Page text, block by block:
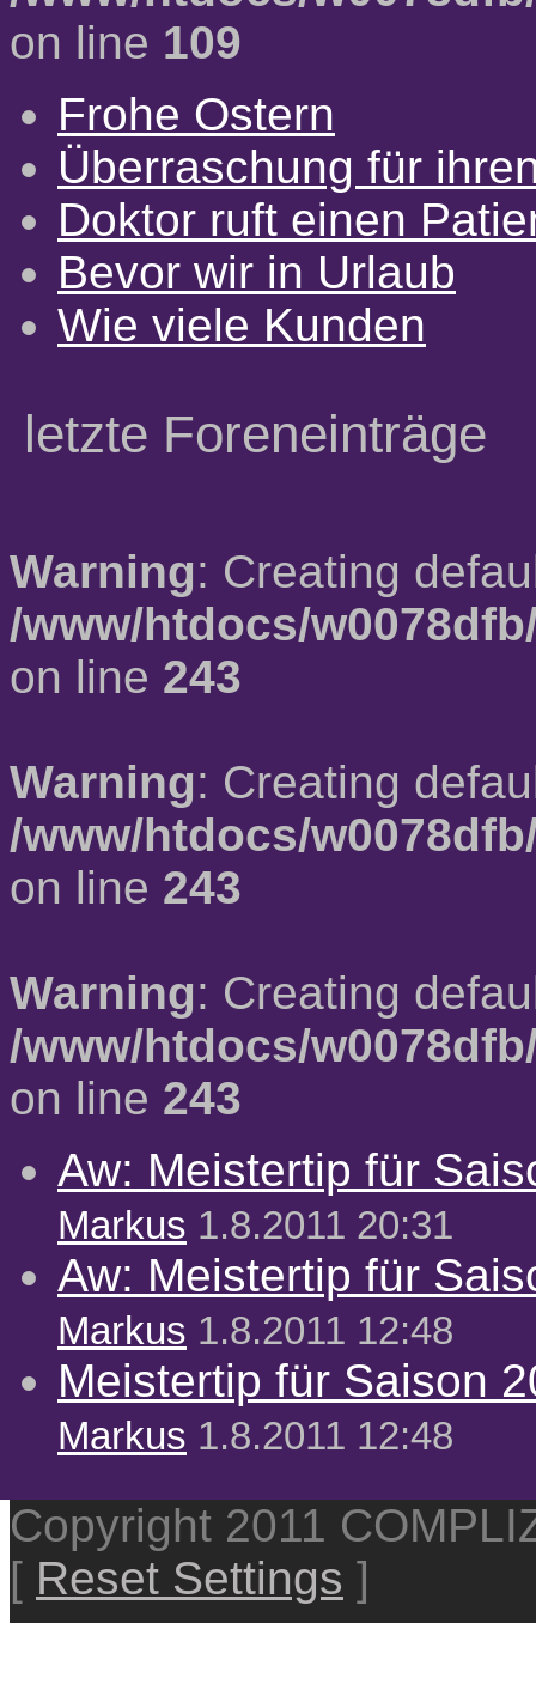
on line 109
Frohe Ostern
Überraschung für
Doktor ruft einen
Bevor wir in Urlaub
Wie viele Kunden
letzte Foreneinträge
Warning: Creating
/www/htdocs/
on line 243
Warning: Creating
/www/htdocs/
on line 243
Warning: Creating
/www/htdocs/
on line 243
Aw: Meistertip für
Markus 1.8.2011 20:31
Aw: Meistertip für
Markus 1.8.2011 12:48
Meistertip für Saison
Markus 1.8.2011 12:48
Copyright 2011
[ Reset Settings ]